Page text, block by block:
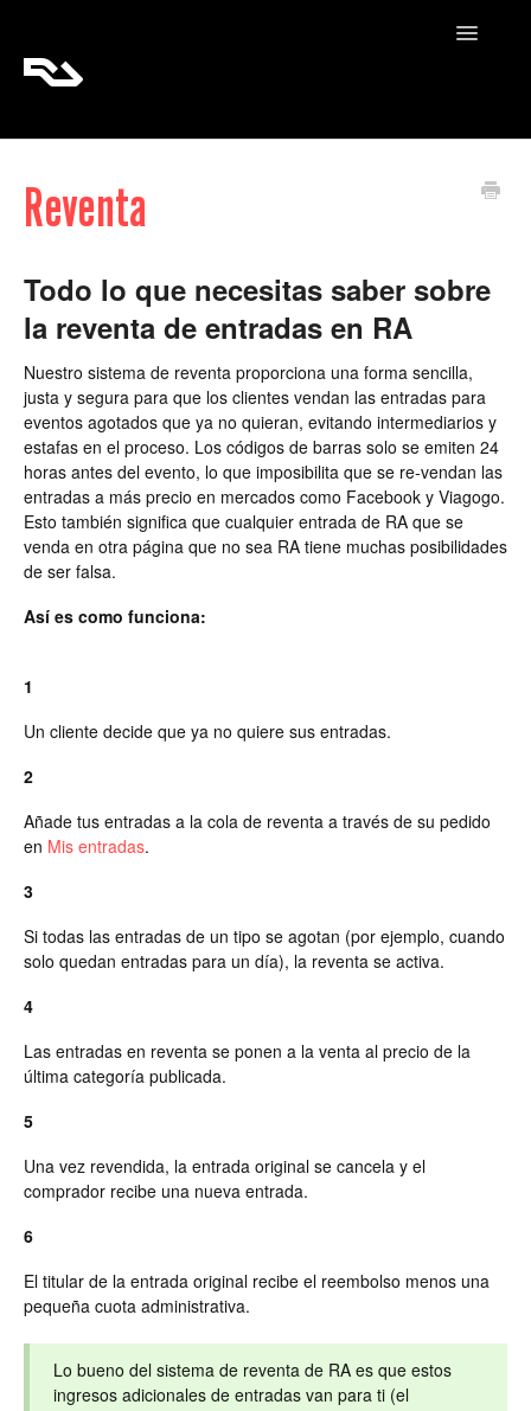
Toggle
Reventa
Todo lo que necesitas saber sobre
la reventa de entradas en RA
Nuestro sistema de reventa proporciona una forma sencilla,
justa y segura para que los clientes vendan las entradas para
eventos agotados que ya no quieran, evitando intermediarios y
estafas en el proceso. Los códigos de barras solo se emiten 24
horas antes del evento, lo que imposibilita que se re-vendan las
entradas a más precio en mercados como Facebook y Viagogo.
Esto también significa que cualquier entrada de RA que se
venda en otra página que no sea RA tiene muchas posibilidades
de ser falsa.
Así es como funciona:
1
Un cliente decide que ya no quiere sus entradas.
2
Añade tus entradas a la cola de reventa a través de su pedido
en Mis entradas.
3
Si todas las entradas de un tipo se agotan (por ejemplo, cuando
solo quedan entradas para un día), la reventa se activa.
4
Las entradas en reventa se ponen a la venta al precio de la
última categoría publicada.
5
Una vez revendida, la entrada original se cancela y el
comprador recibe una nueva entrada.
6
El titular de la entrada original recibe el reembolso menos una
pequeña cuota administrativa.
Lo bueno del sistema de reventa de RA es que estos
ingresos adicionales de entradas van para ti (el